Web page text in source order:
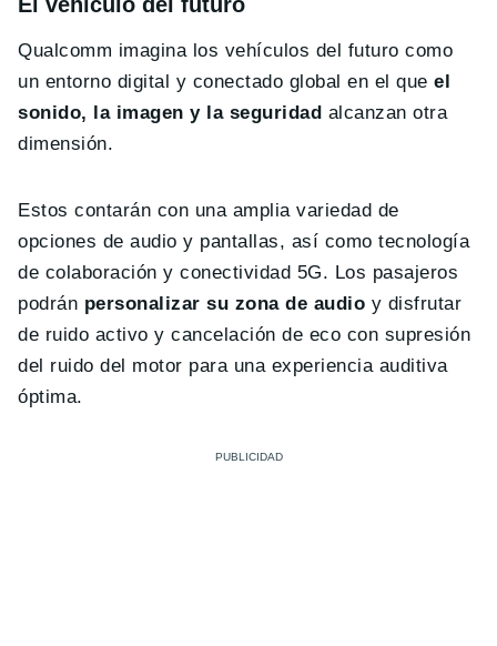
Qualcomm imagina los vehículos del futuro como
un entorno digital y conectado global en el queel
sonido, la imagen y la seguridad alcanzan otra
dimensión.
Estos contarán con una amplia variedad de
opciones de audio y pantallas, así como tecnología
de colaboración y conectividad 5G. Los pasajeros
podrán personalizar su zona de audio y disfrutar
de ruido activo y cancelación de eco con supresión
del ruido del motor para una experiencia auditiva
óptima.